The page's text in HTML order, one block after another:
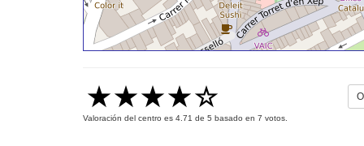
Valoración del centro es 4.71 de 5 basado en 7 votos.